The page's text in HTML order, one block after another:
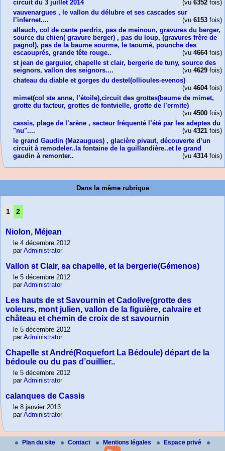
circuit du 3 juillet 2014 (vu 6352 fois)
vauvenargues , le vallon du délubre et ses cascades sur
l’infernet....
(vu 6153 fois)
allauch, col de cante perdrix, pas de meinoun, gravures du berger,
source du chien( gravure berger) , pas du loup, (gravures frère de
pagnol), pas de la baume sourme, le taoumé, pounche des
escaouprés, grande tête rouge..
(vu 4664fois)
st jean de garguier, chapelle st clair, bergerie de tuny, source des
seignors, vallon des seignors....
(vu 4629 fois)
chateau du diable et gorges du destel(ollioules-evenos)
(vu 4604fois)
mimet(col ste anne, l’étoile),circuit des grottes(baume de mimet,
grotte du facteur, grottes de fontvielle, grotte de l’ermite)
(vu 4500 fois)
cassis, plage de l’arène , secteur fréquenté l’été par les adeptes du
"nu"....
(vu 4321 fois)
le grand Gaudin (Mazaugues) , glacière pivaut, découverte d’un
circuit à remodeler..la fontaine de la guillandière..et le grand
gaudin à remonter..
(vu 4314fois)
Dans la même rubrique
1 2
Niolon, Méjean
le 4 décembre 2012
parAdministrator
Vallon st Clair, sa chapelle, et la bergerie(Gémenos)
le 5 décembre 2012
parAdministrator
Les hauts de st Savournin et Cadolive(grotte des
voleurs, mont julien, vallon de la figuière, calvaire et
château et chemin de croix de st savournin
le 5 décembre 2012
parAdministrator
Chapelle st André(Roquefort La Bédoule) départ de la
bédoule ou du pas d’ouillier..
le 5 décembre 2012
parAdministrator
calanques de Cassis
le 8 janvier 2013
parAdministrator
Plan du site Contact Mentions légales Espace privé